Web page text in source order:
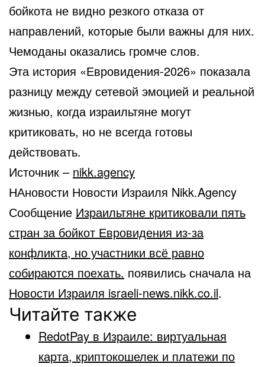
бойкота не видно резкого отказа от
направлений, которые были важны для них.
Чемоданы оказались громче слов.
Эта история «Евровидения-2026» показала
разницу между сетевой эмоцией и реальной
жизнью, когда израильтяне могут
критиковать, но не всегда готовы
действовать.
Источник – nikk.agency
НАновости Новости Израиля Nikk.Agency
Сообщение Израильтяне критиковали пять
стран за бойкот Евровидения из-за
конфликта, но участники всё равно
собираются поехать. появились сначала на
Новости Израиля israeli-news.nikk.co.il.
Читайте также
RedotPay в Израиле: виртуальная
карта, криптокошелек и платежи по